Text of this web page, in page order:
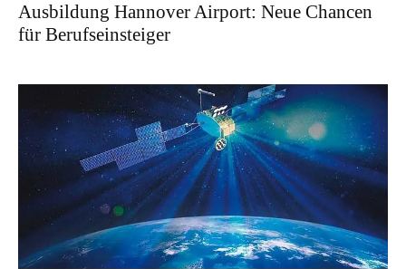
Ausbildung Hannover Airport: Neue Chancen
für Berufseinsteiger